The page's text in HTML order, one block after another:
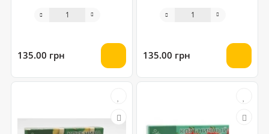
Малина)
135.00 грн 135.00 грн